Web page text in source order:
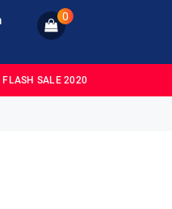
0
FLASH SALE 2020